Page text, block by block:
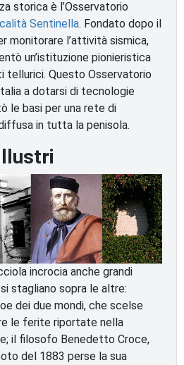
storica è l’Osservatorio
Sentinella. Fondato dopo il
monitorare l’attività sismica,
un’istituzione pionieristica
tellurici. Questo Osservatorio
a dotarsi di tecnologie
le basi per una rete di
in tutta la penisola.
incrocia anche grandi
stagliano sopra le altre:
dei due mondi, che scelse
le ferite riportate nella
il filosofo Benedetto Croce,
del 1883 perse la sua